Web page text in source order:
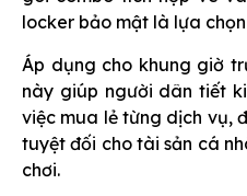
locker bảo mật là lựa
Áp dụng cho khung giờ
này giúp người dân tiết
việc mua lẻ từng dịch vụ,
tuyệt đối cho tài sản cá
chơi.